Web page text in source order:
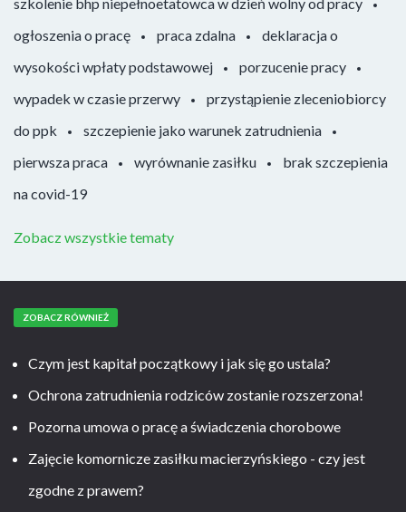
ogłoszenia o pracę
praca zdalna
deklaracja o
wysokości wpłaty podstawowej
porzucenie pracy
wypadek w czasie przerwy
przystąpienie zleceniobiorcy
do ppk
szczepienie jako warunek zatrudnienia
pierwsza praca
wyrównanie zasiłku
brak szczepienia
na covid-19
Zobacz wszystkie tematy
ZOBACZ RÓWNIEŻ
Czym jest kapitał początkowy i jak się go ustala?
Ochrona zatrudnienia rodziców zostanie rozszerzona!
Pozorna umowa o pracę a świadczenia chorobowe
Zajęcie komornicze zasiłku macierzyńskiego - czy jest
zgodne z prawem?